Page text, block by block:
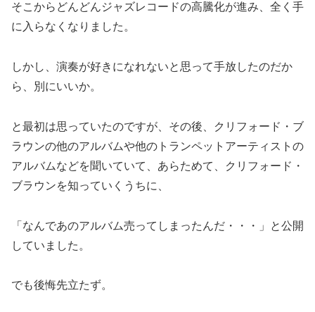
そこからどんどんジャズレコードの高騰化が進み、全く手
に入らなくなりました。
しかし、演奏が好きになれないと思って手放したのだか
ら、別にいいか。
と最初は思っていたのですが、その後、クリフォード・ブ
ラウンの他のアルバムや他のトランペットアーティストの
アルバムなどを聞いていて、あらためて、クリフォード・
ブラウンを知っていくうちに、
「なんであのアルバム売ってしまったんだ・・・」と公開
していました。
でも後悔先立たず。